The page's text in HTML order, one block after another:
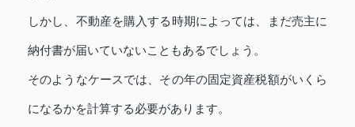
しかし、不動産を購入する時期によっては、まだ売主に
納付書が届いていないこともあるでしょう。
そのようなケースでは、その年の固定資産税額がいくら
になるかを計算する必要があります。